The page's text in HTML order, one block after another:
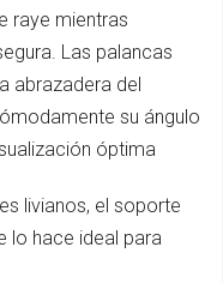
raye mientras
Las palancas
abrazadera del
su ángulo
óptima
livianos, el soporte
lo hace ideal para